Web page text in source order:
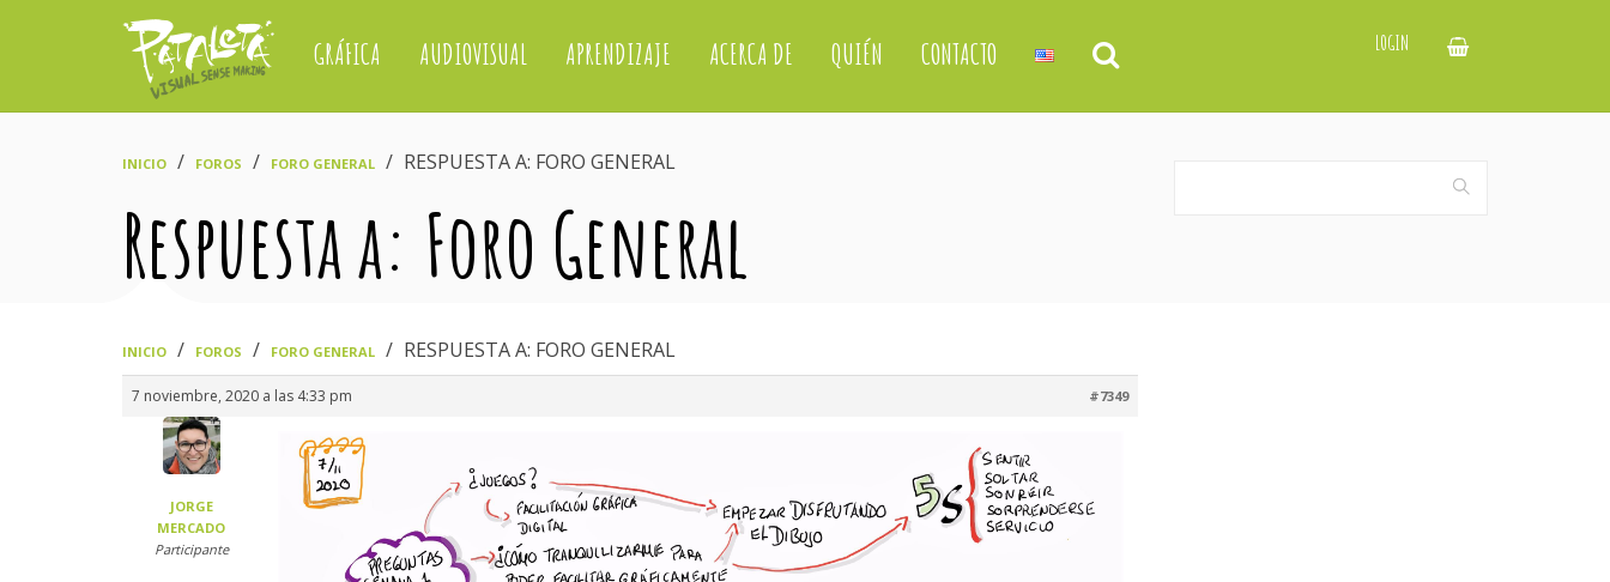
GRÁFICA AUDIOVISUAL APRENDIZAJE ACERCA DE QUIÉN CONTACTO LOGIN
INICIO FOROS FORO GENERAL RESPUESTA A: FORO GENERAL
Respuesta a: Foro General
INICIO FOROS FORO GENERAL RESPUESTA A: FORO GENERAL
7 noviembre, 2020 a las 4:33 pm #7349
JORGE
MERCADO
Participante